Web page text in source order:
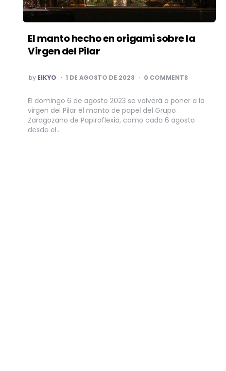
El manto hecho en origami sobre la
Virgen del Pilar
POSTED
BY
by EIKYO 1 DE AGOSTO DE 2023 0 COMMENTS
El domingo 6 de agosto 2023 se volverá a poner a la
virgen del Pilar el manto de papel del Grupo
Zaragozano de Papiroflexia, como cada 6 agosto
desde el…